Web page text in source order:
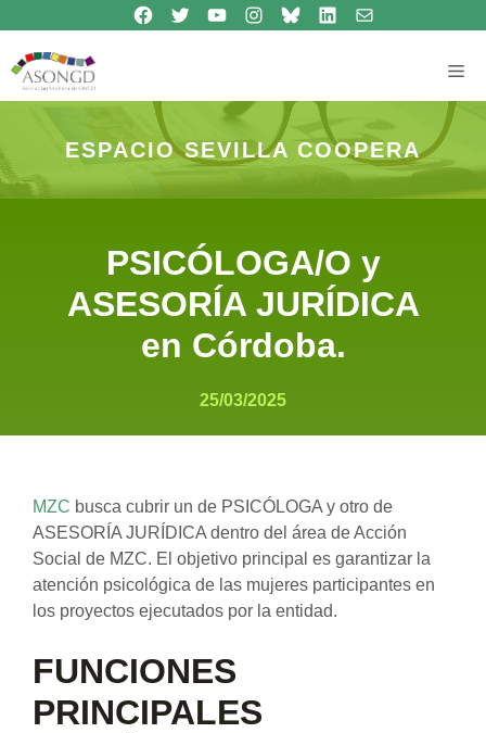
contenido
Síguenos en Facebook
Síguenos en TwitterSíguenos en Youtube
Síguenos en Instagram
Bluesky
Síguenos en Linkedincontacto
ESPACIO SEVILLA COOPERA
PSICÓLOGA/O y
ASESORÍA JURÍDICA
en Córdoba.
25/03/2025
MZC busca cubrir un de PSICÓLOGA y otro de
ASESORÍA JURÍDICA dentro del área de Acción
Social de MZC. El objetivo principal es garantizar la
atención psicológica de las mujeres participantes en
los proyectos ejecutados por la entidad.
FUNCIONES
PRINCIPALES